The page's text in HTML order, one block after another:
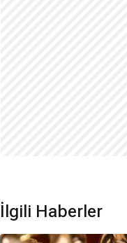
İlgili Haberler